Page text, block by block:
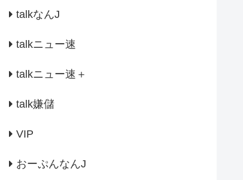
talkなんJ
talkニュー速
talkニュー速＋
talk嫌儲
VIP
おーぷんなんJ